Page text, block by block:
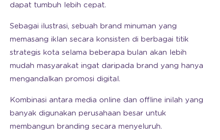
dapat tumbuh lebih cepat.
Sebagai ilustrasi, sebuah brand minuman yang
memasang iklan secara konsisten di berbagai titik
strategis kota selama beberapa bulan akan lebih
mudah masyarakat ingat daripada brand yang hanya
mengandalkan promosi digital.
Kombinasi antara media online dan offline inilah yang
banyak digunakan perusahaan besar untuk
membangun branding secara menyeluruh.